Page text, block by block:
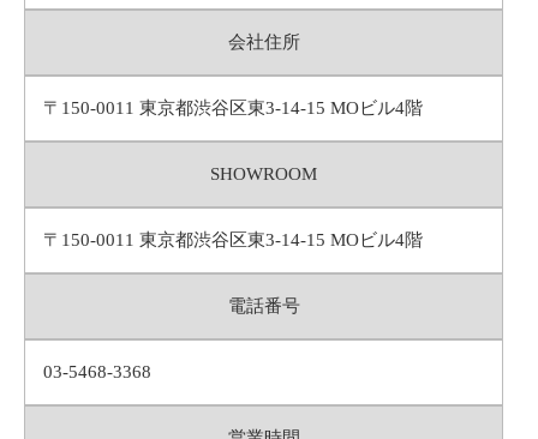
会社住所
〒150-0011 東京都渋谷区東3-14-15 MOビル4階
SHOWROOM
〒150-0011 東京都渋谷区東3-14-15 MOビル4階
電話番号
03-5468-3368